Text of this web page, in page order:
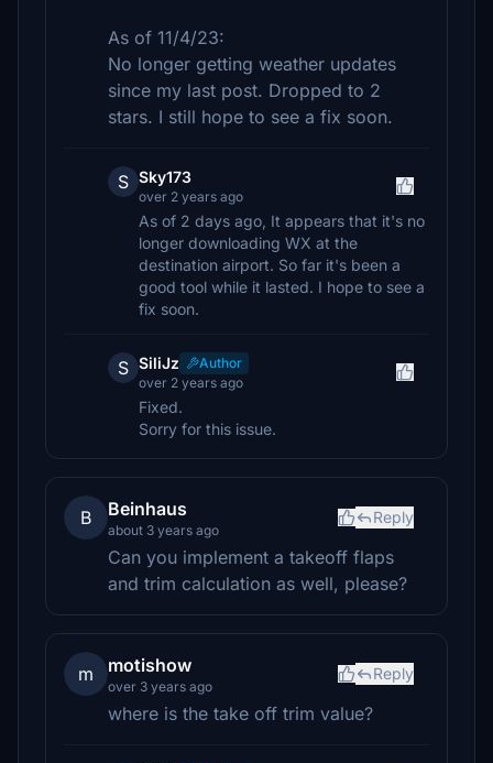
As of 11/4/23:
No longer getting weather updates
since my last post. Dropped to 2
stars. I still hope to see a fix soon.
S Sky173
over 2 years ago
As of 2 days ago, It appears that it's no
longer downloading WX at the
destination airport. So far it's been a
good tool while it lasted. I hope to see a
fix soon.
S SiliJz
Author
over 2 years ago
Fixed.
Sorry for this issue.
B Beinhaus
about 3 years ago
Reply
Can you implement a takeoff flaps
and trim calculation as well, please?
m motishow
over 3 years ago
Reply
where is the take off trim value?